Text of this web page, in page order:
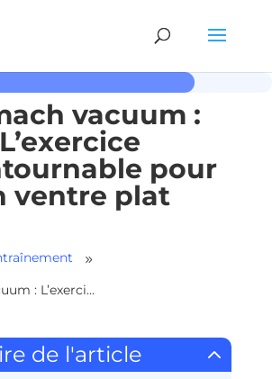
vacuum :
L’exercice
pour
ventre plat
9
Stomach vacuum : L’exercice incontournable pour un ventre plat
de l'article 2